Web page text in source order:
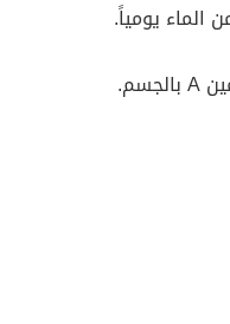
الماء يومياً.